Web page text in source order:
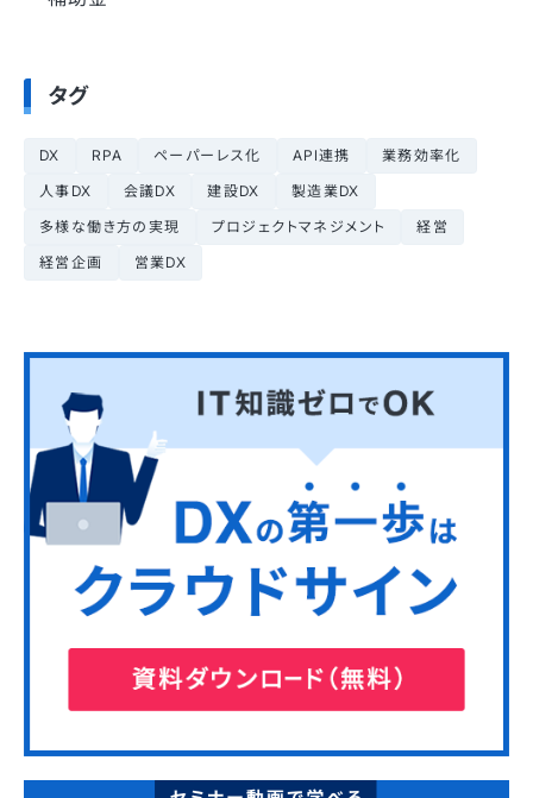
タグ
DX RPA ペーパーレス化 API連携
業務効率化
人事DX
会議DX 建設DX
製造業DX
多様な働き方の実現
プロジェクトマネジメント
経営
経営企画
営業DX